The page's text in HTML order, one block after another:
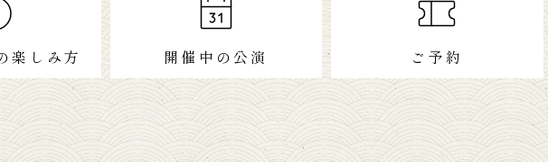
楽しみ方 開催中の公演 ご予約